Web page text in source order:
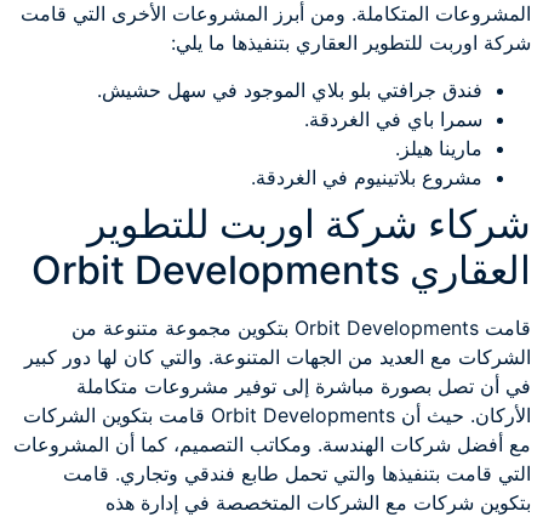
المشروعات المتكاملة. ومن أبرز المشروعات الأخرى التي قامت
شركة اوربت للتطوير العقاري بتنفيذها ما يلي:
فندق جرافتي بلو بلاي الموجود في سهل حشيش.
سمرا باي في الغردقة.
مارينا هيلز.
مشروع بلاتينيوم في الغردقة.
شركاء شركة اوربت للتطوير
العقاري Orbit Developments
قامت Orbit Developments بتكوين مجموعة متنوعة من
الشركات مع العديد من الجهات المتنوعة. والتي كان لها دور كبير
في أن تصل بصورة مباشرة إلى توفير مشروعات متكاملة
الأركان. حيث أن Orbit Developments قامت بتكوين الشركات
مع أفضل شركات الهندسة. ومكاتب التصميم، كما أن المشروعات
التي قامت بتنفيذها والتي تحمل طابع فندقي وتجاري. قامت
بتكوين شركات مع الشركات المتخصصة في إدارة هذه